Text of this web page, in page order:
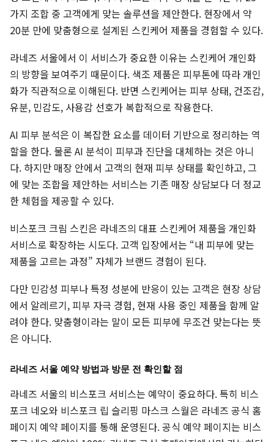
가지 조합 중 고객에게 맞는 솔루션을 제안한다. 현장에서 약
20분 만에 맞춤형으로 설계된 스킨케어 제품을 경험할 수 있다.
라네즈 서울에서 이 서비스가 중요한 이유는 스킨케어 개인화
의 방향을 보여주기 때문이다. 색조 제품은 피부톤에 따라 개인
화가 직관적으로 이해된다. 반면 스킨케어는 피부 상태, 건조감,
유분, 민감도, 사용감 선호가 복합적으로 작용한다.
AI 피부 분석은 이 복잡한 요소를 데이터 기반으로 정리하는 역
할을 한다. 물론 AI 분석이 피부과 진단을 대체하는 것은 아니
다. 하지만 매장 안에서 고객의 현재 피부 상태를 확인하고, 그
에 맞는 조합을 제안하는 서비스는 기존 매장 상담보다 더 정교
한 체험을 제공할 수 있다.
비스포크 크림 스킨은 라네즈의 대표 스킨케어 제품을 개인화
서비스로 확장하는 시도다. 고객 입장에서는 “내 피부에 맞는
제품을 고르는 과정” 자체가 브랜드 경험이 된다.
다만 민감성 피부나 특정 성분에 반응이 있는 고객은 현장 상담
에서 알레르기, 피부 자극 경험, 현재 사용 중인 제품을 함께 알
려야 한다. 맞춤형이라는 말이 모든 피부에 무조건 맞는다는 뜻
은 아니다.
라네즈 서울 예약 방법과 방문 전 확인할 점
라네즈 서울의 비스포크 서비스는 예약이 중요하다. 특히 비스
포크 네오와 비스포크 립 슬리핑 마스크 스월은 라네즈 공식 홈
페이지 예약 페이지를 통해 운영된다. 공식 예약 페이지는 비스